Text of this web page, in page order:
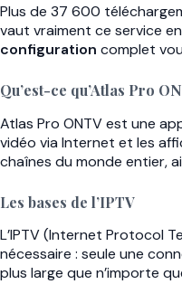
Plus de 37 600
vaut vraiment ce service
configuration complet
Qu’est-ce qu’Atlas Pro
Atlas Pro ONTV est une
vidéo via Internet et les
chaînes du monde entier,
Les bases de l’IPTV
L’IPTV (Internet Protocol
nécessaire : seule une
plus large que n’importe